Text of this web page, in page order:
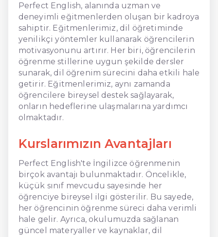
Perfect English, alanında uzman ve
deneyimli eğitmenlerden oluşan bir kadroya
sahiptir. Eğitmenlerimiz, dil öğretiminde
yenilikçi yöntemler kullanarak öğrencilerin
motivasyonunu artırır. Her biri, öğrencilerin
öğrenme stillerine uygun şekilde dersler
sunarak, dil öğrenim sürecini daha etkili hale
getirir. Eğitmenlerimiz, aynı zamanda
öğrencilere bireysel destek sağlayarak,
onların hedeflerine ulaşmalarına yardımcı
olmaktadır.
Kurslarımızın Avantajları
Perfect English'te İngilizce öğrenmenin
birçok avantajı bulunmaktadır. Öncelikle,
küçük sınıf mevcudu sayesinde her
öğrenciye bireysel ilgi gösterilir. Bu sayede,
her öğrencinin öğrenme süreci daha verimli
hale gelir. Ayrıca, okulumuzda sağlanan
güncel materyaller ve kaynaklar, dil